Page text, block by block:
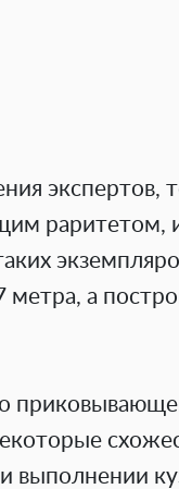
экспертов,
раритетом,
метра, а
выполнении